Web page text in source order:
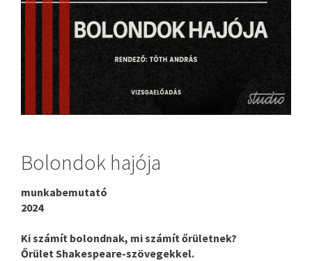
Bolondok hajója
munkabemutató
2024
Ki számít bolondnak, mi számít őrületnek?
Őrület Shakespeare-szövegekkel.